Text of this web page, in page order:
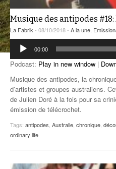
Musique des antipodes
La Fabrik - 08/10/2018 - A la une
Lecteur
audio
00:00
Podcast: Play in new window |
Musique des antipodes, la
d’artistes et groupes australiens.
de Julien Doré à la fois pour sa
émission de télécrochet.
Tags: antipodes Australie chronique
ordinary life